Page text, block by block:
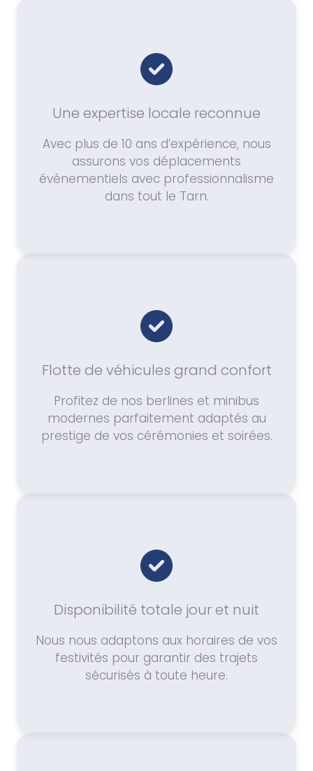
Une expertise locale reconnue
Avec plus de 10 ans d’expérience, nous
assurons vos déplacements
événementiels avec professionnalisme
dans tout le Tarn.
Flotte de véhicules grand confort
Profitez de nos berlines et minibus
modernes parfaitement adaptés au
prestige de vos cérémonies et soirées.
Disponibilité totale jour et nuit
Nous nous adaptons aux horaires de vos
festivités pour garantir des trajets
sécurisés à toute heure.